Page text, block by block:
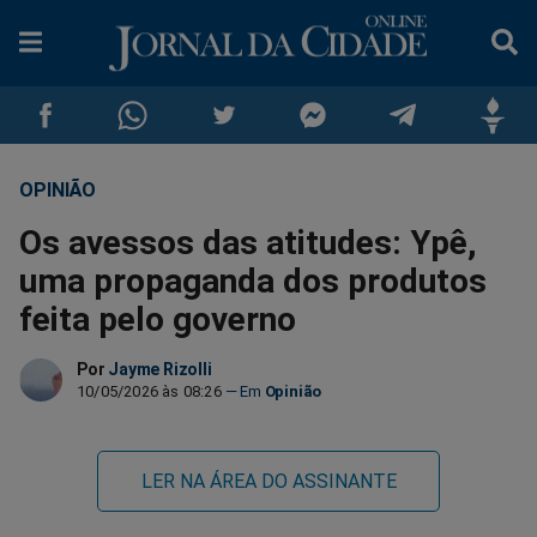
Compartilhar
no
Facebook
Compartilhar
no
Whatsapp
no
Twitter
no
Messenger
no
OPINIÃO
Os avessos das atitudes: Ypê,
uma propaganda dos produtos
feita pelo governo
Por Jayme Rizolli
10/05/2026 às 08:26 Opinião
LER NA ÁREA DO ASSINANTE